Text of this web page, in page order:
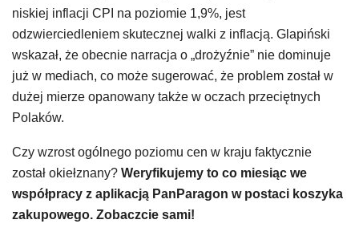
niskiej inflacji CPI na poziomie 1,9%, jest
odzwierciedleniem skutecznej walki z inflacją. Glapiński
wskazał, że obecnie narracja o „drożyźnie” nie dominuje
już w mediach, co może sugerować, że problem został w
dużej mierze opanowany także w oczach przeciętnych
Polaków.
Czy wzrost ogólnego poziomu cen w kraju faktycznie
został okiełznany? Weryfikujemy to co miesiąc we
współpracy z aplikacją PanParagon w postaci koszyka
zakupowego. Zobaczcie sami!